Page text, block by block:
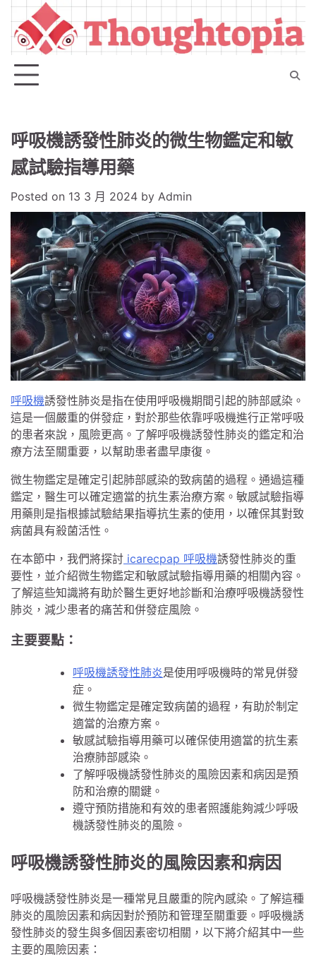
Skip
content
呼吸機誘發性肺炎的微生物鑑定和敏
感試驗指導用藥
Posted on 13 3 月 2024 by Admin
呼吸機誘發性肺炎是指在使用呼吸機期間引起的肺部感染。
這是一個嚴重的併發症，對於那些依靠呼吸機進行正常呼吸
的患者來說，風險更高。了解呼吸機誘發性肺炎的鑑定和治
療方法至關重要，以幫助患者盡早康復。
微生物鑑定是確定引起肺部感染的致病菌的過程。通過這種
鑑定，醫生可以確定適當的抗生素治療方案。敏感試驗指導
用藥則是指根據試驗結果指導抗生素的使用，以確保其對致
病菌具有殺菌活性。
在本節中，我們將探討 icarecpap 呼吸機誘發性肺炎的重
要性，並介紹微生物鑑定和敏感試驗指導用藥的相關內容。
了解這些知識將有助於醫生更好地診斷和治療呼吸機誘發性
肺炎，減少患者的痛苦和併發症風險。
主要要點：
呼吸機誘發性肺炎是使用呼吸機時的常見併發
症。
微生物鑑定是確定致病菌的過程，有助於制定
適當的治療方案。
敏感試驗指導用藥可以確保使用適當的抗生素
治療肺部感染。
了解呼吸機誘發性肺炎的風險因素和病因是預
防和治療的關鍵。
遵守預防措施和有效的患者照護能夠減少呼吸
機誘發性肺炎的風險。
呼吸機誘發性肺炎的風險因素和病因
呼吸機誘發性肺炎是一種常見且嚴重的院內感染。了解這種
肺炎的風險因素和病因對於預防和管理至關重要。呼吸機誘
發性肺炎的發生與多個因素密切相關，以下將介紹其中一些
主要的風險因素：